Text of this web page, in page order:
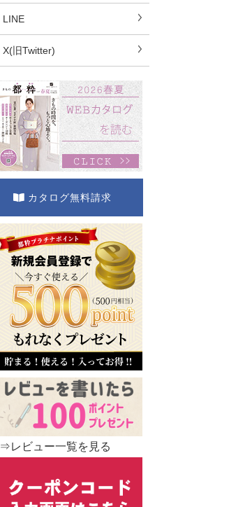
LINE
X(旧Twitter)
カタログ無料請求
⇒レビュー一覧を見る